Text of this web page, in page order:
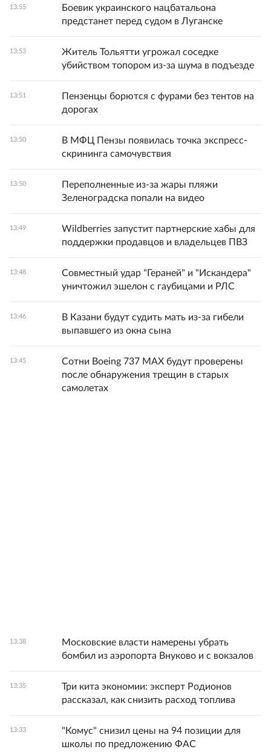
13:55
Боевик украинского нацбатальона
предстанет перед судом в Луганске
13:53
Житель Тольятти угрожал соседке
убийством топором из-за шума в подъезде
13:51
Пензенцы борются с фурами без тентов на
дорогах
13:50
В МФЦ Пензы появилась точка экспресс-
скрининга самочувствия
13:50
Переполненные из-за жары пляжи
Зеленоградска попали на видео
13:49
Wildberries запустит партнерские хабы для
поддержки продавцов и владельцев ПВЗ
13:48
Совместный удар "Гераней" и "Искандера"
уничтожил эшелон с гаубицами и РЛС
13:46
В Казани будут судить мать из-за гибели
выпавшего из окна сына
13:45
Сотни Boeing 737 MAX будут проверены
после обнаружения трещин в старых
самолетах
13:38
Московские власти намерены убрать
бомбил из аэропорта Внуково и с вокзалов
13:35
Три кита экономии: эксперт Родионов
рассказал, как снизить расход топлива
13:33
"Комус" снизил цены на 94 позиции для
школы по предложению ФАС